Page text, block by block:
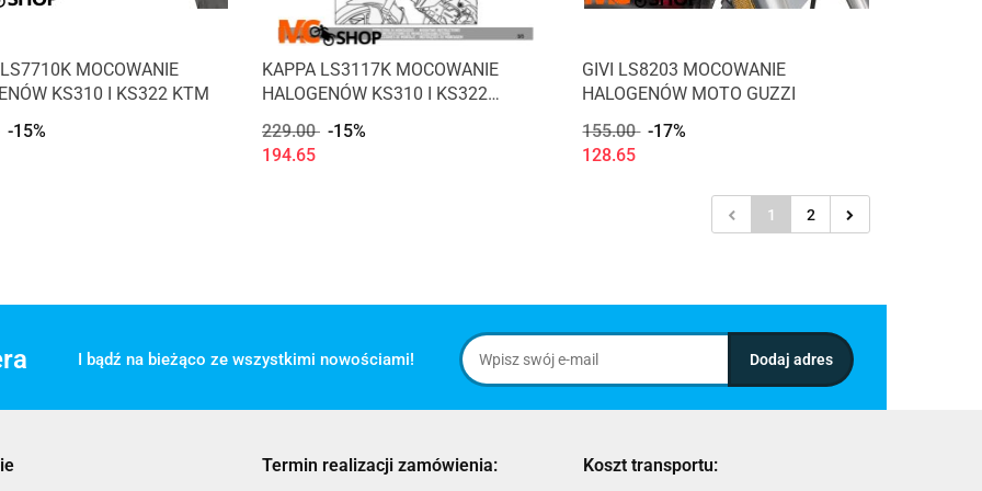
MOCOWANIE
KS310 I KS322 KTM
-15%
KAPPA LS3117K MOCOWANIE
HALOGENÓW KS310 I KS322
229.00 -15%
194.65
GIVI LS8203 MOCOWANIE
HALOGENÓW MOTO GUZZI
155.00 -17%
128.65
1 2
I bądź na bieżąco ze wszystkimi nowościami!
Termin realizacji zamówienia: Koszt transportu: